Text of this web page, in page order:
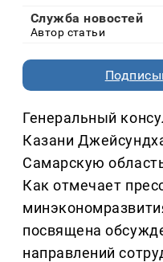
Служба новостей
Автор статьи
Генеральный
Казани
Самарскую
Как отмечает
посвящена
направлений